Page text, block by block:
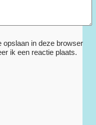
opslaan in deze browser
ik een reactie plaats.